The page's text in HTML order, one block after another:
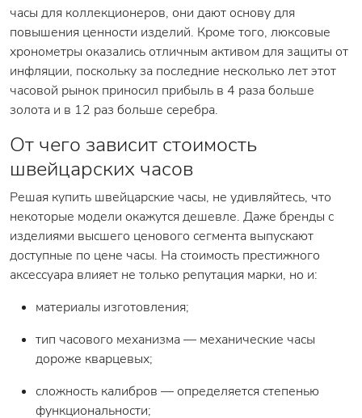
часы для коллекционеров, они дают основу для
повышения ценности изделий. Кроме того, люксовые
хронометры оказались отличным активом для защиты от
инфляции, поскольку за последние несколько лет этот
часовой рынок приносил прибыль в 4 раза больше
золота и в 12 раз больше серебра.
От чего зависит стоимость
швейцарских часов
Решая купить швейцарские часы, не удивляйтесь, что
некоторые модели окажутся дешевле. Даже бренды с
изделиями высшего ценового сегмента выпускают
доступные по цене часы. На стоимость престижного
аксессуара влияет не только репутация марки, но и:
материалы изготовления;
тип часового механизма — механические часы
дороже кварцевых;
сложность калибров — определяется степенью
функциональности;